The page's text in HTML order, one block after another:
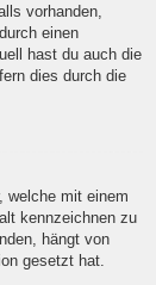
vorhanden,
einen
hast du auch die
dies durch die
welche mit einem
kennzeichnen zu
hängt von
gesetzt hat.